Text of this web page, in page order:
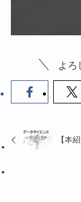
よろ
【本